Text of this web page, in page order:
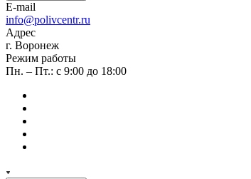
E-mail
info@polivcentr.ru
Адрес
г. Воронеж
Режим работы
Пн. – Пт.: с 9:00 до 18:00